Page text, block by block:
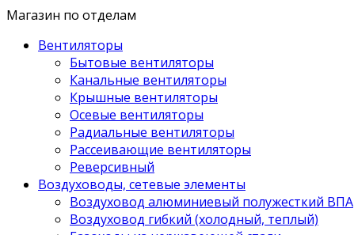
Магазин по отделам
Вентиляторы
Бытовые вентиляторы
Канальные вентиляторы
Крышные вентиляторы
Осевые вентиляторы
Радиальные вентиляторы
Рассеивающие вентиляторы
Реверсивный
Воздуховоды, сетевые элементы
Воздуховод алюминиевый полужесткий ВПА
Воздуховод гибкий (холодный, теплый)